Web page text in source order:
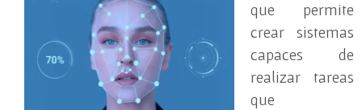
que permite
crear sistemas
capaces de
realizar tareas
que